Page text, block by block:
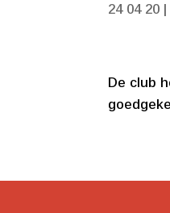
24 04 20 |
De club